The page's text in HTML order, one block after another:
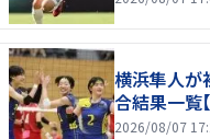
横浜隼人が
合結果一覧
2026/08/07